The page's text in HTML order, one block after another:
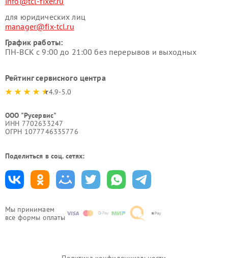
Мы принимаем
все формы оплаты
для юридических лиц
manager@fix-tcl.ru
График работы:
ПН-ВСК с 9:00 до 21:00 без перерывов и выходных
Рейтинг сервисного центра
4.9-5.0
ООО "Русервис"
ИНН 7702633247
ОГРН 1077746335776
Поделиться в соц. сетях: